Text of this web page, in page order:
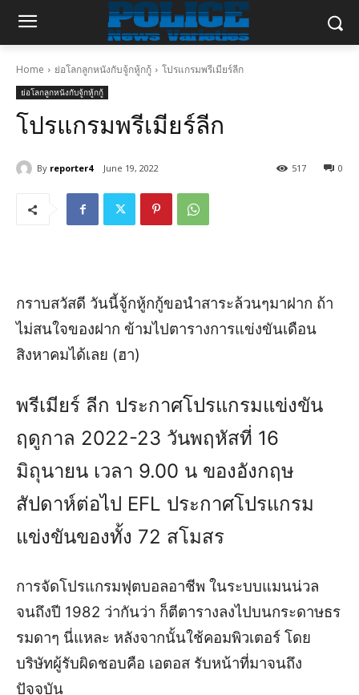
Home ย่อโลกลูกหนังกับจู้กหู้กกู้ โปรแกรมพรีเมียร์ลีก
ย่อโลกลูกหนังกับจู้กหู้กกู้
โปรแกรมพรีเมียร์ลีก
By reporter4 June 19, 2022 0
517
กราบสวัสดี วันนี้จู้กหู้กกู้ขอนำสาระล้วนๆมาฝาก ถ้า
ไม่สนใจของฝาก ข้ามไปตารางการแข่งขันเดือน
สิงหาคมได้เลย (ฮา)
พรีเมียร์ ลีก ประกาศโปรแกรมแข่งขัน
ฤดูกาล 2022-23 วันพฤหัสที่ 16
มิถุนายน เวลา 9.00 น ของอังกฤษ
สัปดาห์ต่อไป EFL ประกาศโปรแกรม
แข่งขันของทั้ง 72 สโมสร
การจัดโปรแกรมฟุตบอลอาชีพ ในระบบแมนน่วล
จนถึงปี 1982 ว่ากันว่า ก็ตีตารางลงไปบนกระดาษธร
รมดาๆ นี่แหละ หลังจากนั้นใช้คอมพิวเตอร์ โดย
บริษัทผู้รับผิดชอบคือ เอตอส รับหน้าที่มาจนถึง
ปัจจุบัน